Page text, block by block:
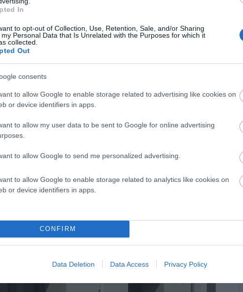
In
to opt-out of Collection, Use, Retention, Sale, and/or Sharing
my Personal Data that Is Unrelated with the Purposes for which it
collected.
Out
consents
to allow Google to enable storage related to advertising like cookies on
or device identifiers in apps.
to allow my user data to be sent to Google for online advertising
to allow Google to send me personalized advertising.
to allow Google to enable storage related to analytics like cookies on
or device identifiers in apps.
CONFIRM
Data Deletion Data Access Privacy Policy
Και το φθινόπωρο ξεκινά 8 υπόσκαφες πολυτελείς σε
στην περιοχή πάνω από το εστιατόριο Βίντσι στην
ολοκληρωθεί εδώ και καιρό και οι εργασίες θα
από επιλογή Κορθιανοί στην επιχείρηση. Το Κόρθι αλλάζει